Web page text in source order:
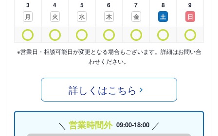
3
月
4
火
5
水
6
木
7
金
8
土
9
日
※営業日・相談可能日が変更となる場合もございます。詳細はお問い合
わせください。
詳しくはこちら
営業時間外 09:00-18:00